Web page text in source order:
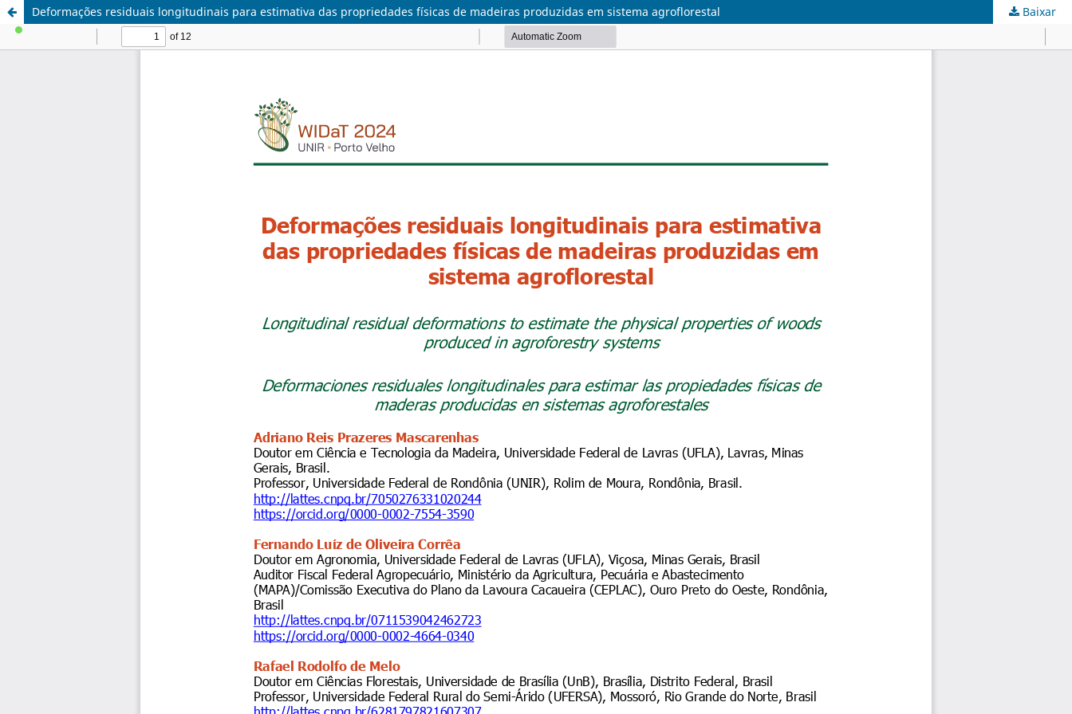
Deformações residuais longitudinais para estimativa das propriedades físicas de madeiras produzidas em sistema agroflorestal Baixar